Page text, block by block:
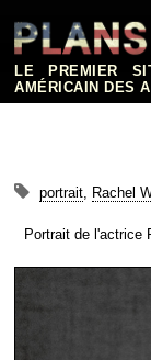
contenu
LE PREMIER
AMÉRICAIN DES
portrait, Rachel
Portrait de l'actrice